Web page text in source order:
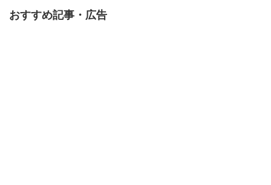
おすすめ記事・広告